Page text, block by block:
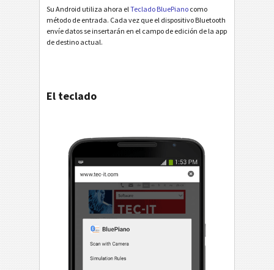
Su Android utiliza ahora el Teclado BluePiano como
método de entrada. Cada vez que el dispositivo Bluetooth
envíe datos se insertarán en el campo de edición de la app
de destino actual.
El teclado